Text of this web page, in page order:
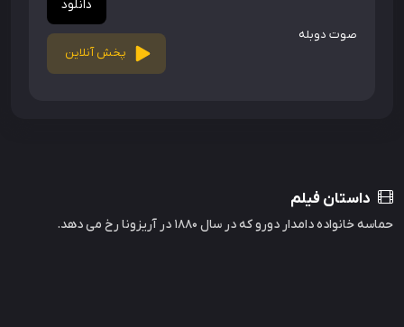
صوت دوبله
دانلود
پخش آنلاین
داستان فیلم
حماسه خانواده دامدار دورو که در سال 1880 در آریزونا رخ می دهد.